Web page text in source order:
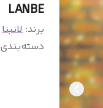
LANBE
برند:لانبنا
دسته‌بندی